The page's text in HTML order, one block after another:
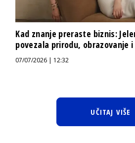
Kad znanje preraste biznis:
povezala prirodu, obrazovanje
07/07/2026 | 12:32
UČITAJ VIŠE